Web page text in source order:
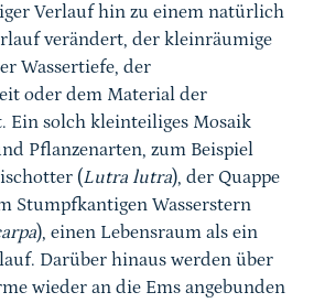
Verlauf hin zu einem natürlich
verändert, der kleinräumige
Wassertiefe, der
oder dem Material der
Ein solch kleinteiliges Mosaik
Pflanzenarten, zum Beispiel
(Lutra lutra), der Quappe
Stumpfkantigen Wasserstern
), einen Lebensraum als ein
Darüber hinaus werden über
wieder an die Ems angebunden